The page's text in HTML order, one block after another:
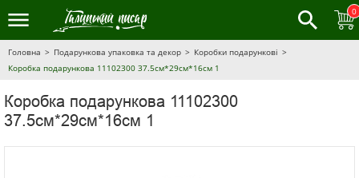
0
Головна Подарункова упаковка та декор
Коробки подарункові
Коробка подарункова 11102300 37.5см*29см*16см 1
Коробка подарункова 11102300
37.5см*29см*16см 1